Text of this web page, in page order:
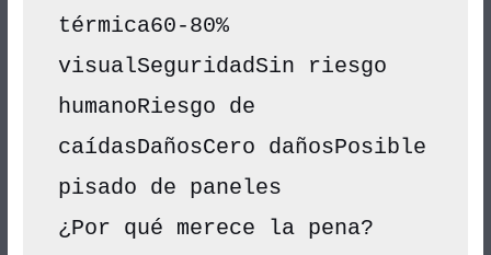
térmica60-80%
visualSeguridadSin riesgo
humanoRiesgo de
caídasDañosCero dañosPosible
pisado de paneles
¿Por qué merece la pena?